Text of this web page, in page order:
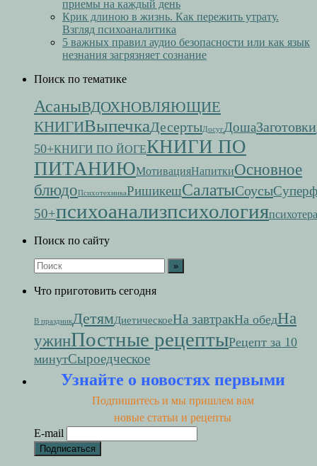
приемы на каждый день
Крик длиною в жизнь. Как пережить утрату.
Взгляд психоаналитика
5 важных правил аудио безопасности или как язык
незнания загрязняет сознание
Поиск по тематике
АсаныВДОХНОВЛЯЮЩИЕ
КНИГИВыпечкаДесертыДосугДошаЗаготовки
50+КНИГИ ПО ЙОГЕКНИГИ ПО
ПИТАНИЮМотивацияНапиткиОсновное
блюдоПсихотехникаРишикешСалатыСоусы
50+психоанализпсихология
Поиск по сайту
Что приготовить сегодня
В праздникДетямДиетическоеНа завтракНа обедНа
ужинПостные рецептыРецепт за 10
минутСыроедческое
Узнайте о новостях первыми
Подпишитесь и мы пришлем вам
новые статьи и рецепты
E-mail